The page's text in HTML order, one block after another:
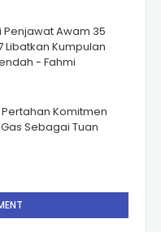
Penjawat Awam 35
Libatkan Kumpulan
- Fahmi
Komitmen
Sebagai Tuan